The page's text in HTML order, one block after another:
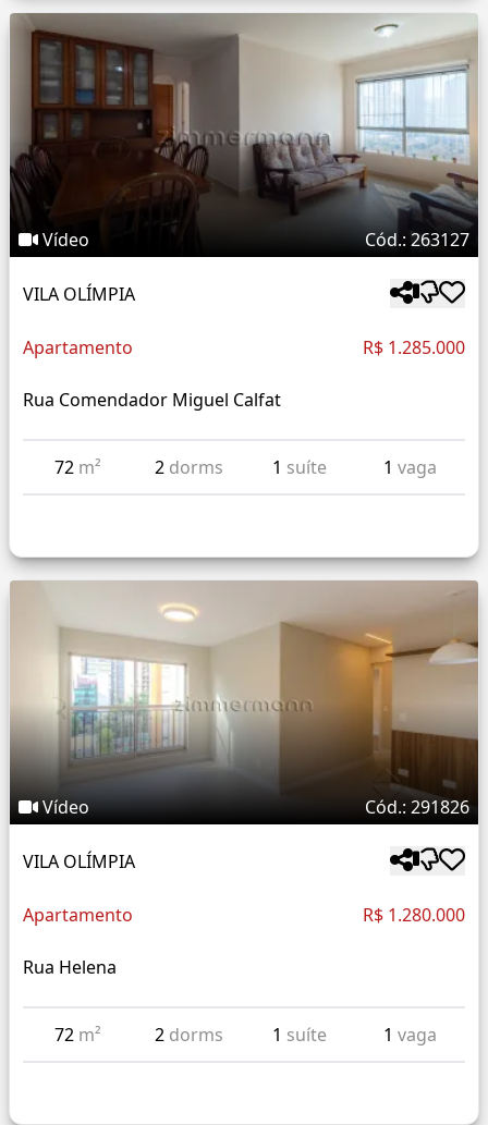
Vídeo Cód.: 263127
VILA OLÍMPIA
Apartamento R$ 1.285.000
Rua Comendador Miguel Calfat
72 m² 2 dorms 1 suíte 1 vaga
Vídeo Cód.: 291826
VILA OLÍMPIA
Apartamento R$ 1.280.000
Rua Helena
72 m² 2 dorms 1 suíte 1 vaga